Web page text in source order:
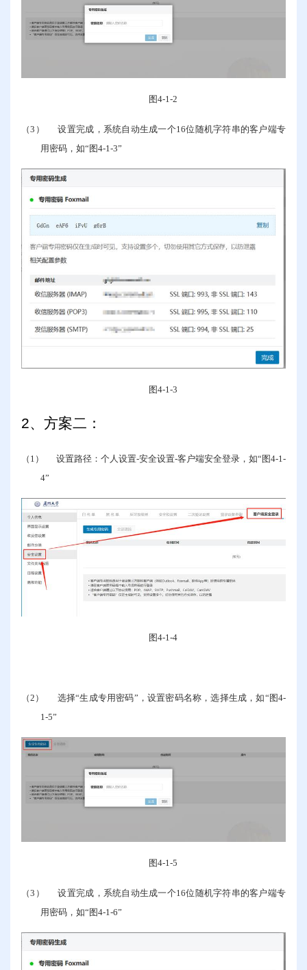
图4-1-2
（3） 设置完成，系统自动生成一个16位随机字符串的客户端专
用密码，如“图4-1-3”
图4-1-3
2、方案二：
（1） 设置路径：个人设置-安全设置-客户端安全登录，如“图4-1-
4”
图4-1-4
（2） 选择“生成专用密码”，设置密码名称，选择生成，如“图4-
1-5”
图4-1-5
（3） 设置完成，系统自动生成一个16位随机字符串的客户端专
用密码，如“图 4-1-6”